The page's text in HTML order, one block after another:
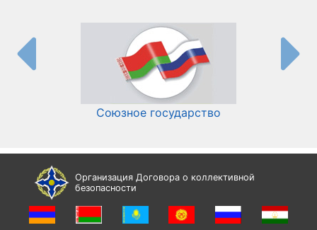
Союзное государство
Организация Договора о коллективной
безопасности